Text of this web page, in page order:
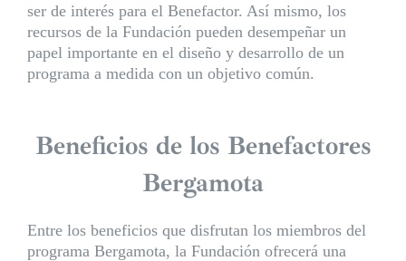
ser de interés para el Benefactor. Así mismo, los
recursos de la Fundación pueden desempeñar un
papel importante en el diseño y desarrollo de un
programa a medida con un objetivo común.
Beneficios de los Benefactores
Bergamota
Entre los beneficios que disfrutan los miembros del
programa Bergamota, la Fundación ofrecerá una